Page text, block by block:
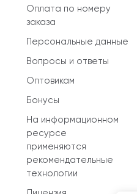
Оплата по номеру
заказа
Персональные данные
Вопросы и ответы
Оптовикам
Бонусы
На информационном
ресурсе
применяются
рекомендательные
технологии